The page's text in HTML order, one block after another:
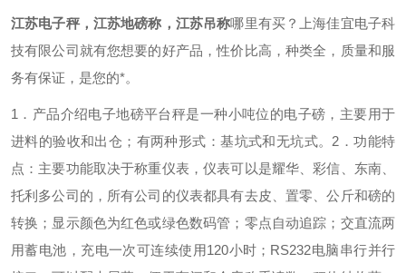
江苏电子秤，江苏地磅称，江苏吊称哪里有买？上海佳宜电子科
技有限公司就有您想要的好产品，性价比高，种类全，质量和服
务有保证，是您的*。
1．产品介绍电子地磅平台秤是一种小吨位的电子磅，主要用于
进料的验收和出仓；有两种形式：基坑式和无坑式。 2．功能特
点： 主要功能取决于称重仪表，仪表可以是耀华、彩信、东南、
托利多公司的，所有公司的仪表都具有去皮、置零、公斤和磅的
转换； 显示颜色为红色或绿色数码管； 零点自动追踪； 交直流两
用蓄电池，充电一次可连续使用120小时； RS232电脑串行并行